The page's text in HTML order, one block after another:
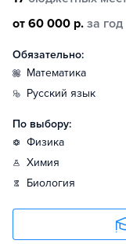
от 60 000 р. за год
Обязательно:
математика
русский язык
По выбору:
физика
химия
биология